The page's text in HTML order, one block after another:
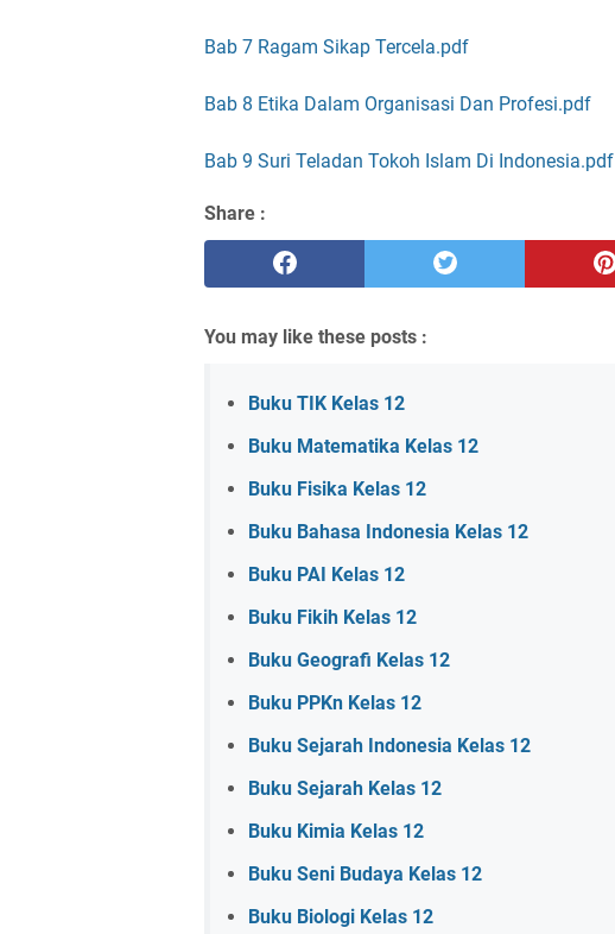
Bab 7 Ragam Sikap Tercela.pdf
Bab 8 Etika Dalam Organisasi Dan Profesi.pdf
Bab 9 Suri Teladan Tokoh Islam Di Indonesia.pdf
Share :
You may like these posts :
Buku TIK Kelas 12
Buku Matematika Kelas 12
Buku Fisika Kelas 12
Buku Bahasa Indonesia Kelas 12
Buku PAI Kelas 12
Buku Fikih Kelas 12
Buku Geografi Kelas 12
Buku PPKn Kelas 12
Buku Sejarah Indonesia Kelas 12
Buku Sejarah Kelas 12
Buku Kimia Kelas 12
Buku Seni Budaya Kelas 12
Buku Biologi Kelas 12